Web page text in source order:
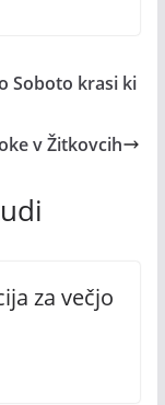
Soboto krasi ki
v Žitkovcih
za večjo